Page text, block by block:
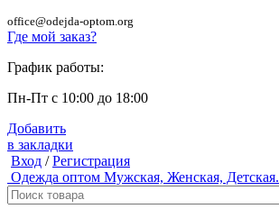
office@odejda-optom.org
Где мой заказ?
График работы:
Пн-Пт с 10:00 до 18:00
Добавить
в закладки
Вход /Регистрация
Одежда оптом Мужская, Женская, Детская.